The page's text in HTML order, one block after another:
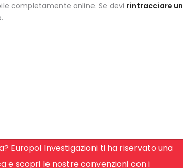
completamente online. Se devi rintracciare un
Europol Investigazioni ti ha riservato una
e scopri le nostre convenzioni con i